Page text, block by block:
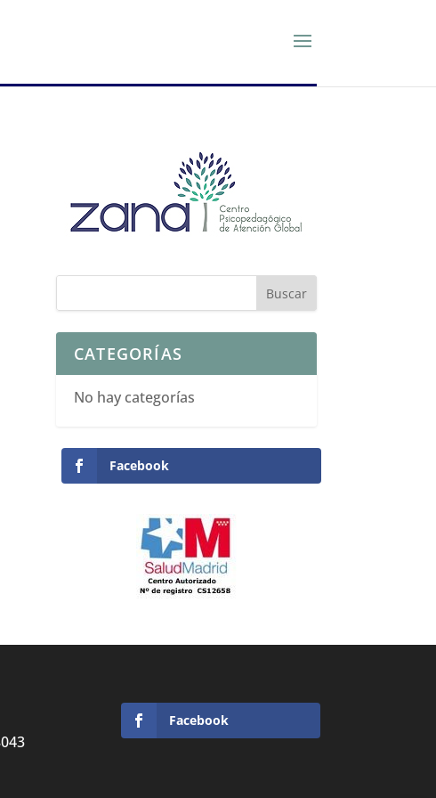
CATEGORÍAS
No hay categorías
Facebook
Facebook